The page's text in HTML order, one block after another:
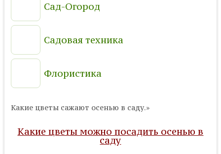
Сад-Огород
Садовая техника
Флористика
Какие цветы сажают осенью в саду.»
Какие цветы можно посадить осенью в
саду